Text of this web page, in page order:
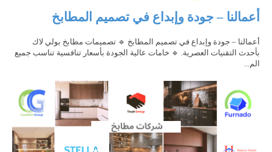
أعمالنا – جودة وإبداع في تصميم المطابخ
أعمالنا – جودة وإبداع في تصميم المطابخ 🔹 تصميمات مطابخ بولي لاك
بأحدث التقنيات العصرية. 🔹 خامات عالية الجودة بأسعار تنافسية تناسب جميع
الم...